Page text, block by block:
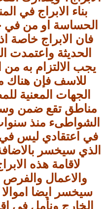
بناء الابراج في
الحساسة او من
فان الابراج خاصة
الحديثة واعتمدت
يجب الالتزام به
للاسف فإن هناك
الجهات المعنية
مناطق تقع ضمن
الشواطىء منذ
في اعتقادي ليس في
الذي سيخسر
لاقامة هذه
والاعمال والفرص
سيخسر ايضا
الخارج ونأمل في